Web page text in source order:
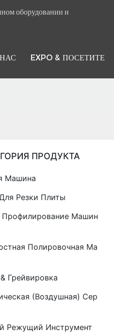
оборудовании и
EXPO & ПОСЕТИТЕ
ПРОДУКТА
Машина
Резки Плиты
Профилирование Машин
Полировочная Ма
Грейвировка
(воздушная) Сер
Режущий Инструмент